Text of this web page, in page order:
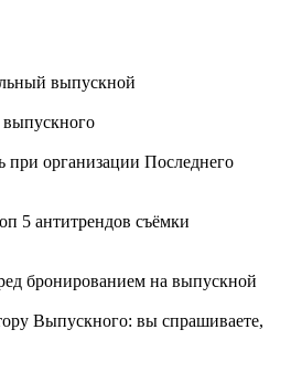
выпускной
выпускного
организации Последнего
5 антитрендов съёмки
бронированием на выпускной
Выпускного: вы спрашиваете,